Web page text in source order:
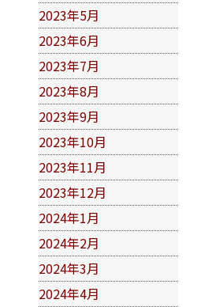
2023年5月
2023年6月
2023年7月
2023年8月
2023年9月
2023年10月
2023年11月
2023年12月
2024年1月
2024年2月
2024年3月
2024年4月